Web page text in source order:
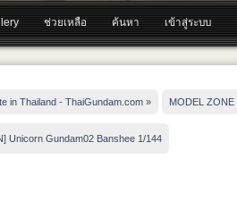
ช่วยเหลือ ค้นหา เข้าสู่ระบบ
in Thailand - ThaiGundam.com » MODEL ZONE
Unicorn Gundam02 Banshee 1/144